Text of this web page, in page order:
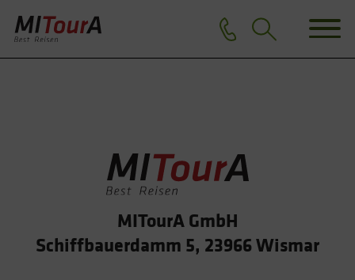
MITourA GmbH
Schiffbauerdamm 5, 23966 Wismar